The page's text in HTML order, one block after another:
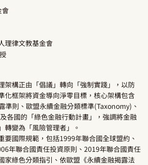
會
理律文教基金會
架構正由「倡議」轉向「強制實踐」，以防
化框架將資金導向淨零目標，核心架構包含
準則、歐盟永續金融分類標準(Taxonomy)、
各國的「綠色金融行動計畫」，強調將金融
轉變為「風險管理者」。
要國際規範，包括1999年聯合國全球盟約、
年聯合國責任投資原則、2019年聯合國責任
家綠色分類指引、依歐盟《永續金融揭露法